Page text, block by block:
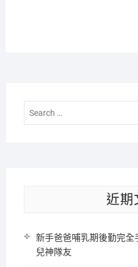
近期
新手爸爸哺乳期後勤完
兒神隊友